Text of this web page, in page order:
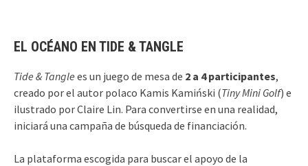
EL OCÉANO EN TIDE & TANGLE
Tide & Tangle es un juego de mesa de 2 a 4 participantes,
creado por el autor polaco Kamis Kamiński (Tiny Mini Golf) e
ilustrado por Claire Lin. Para convertirse en una realidad,
iniciará una campaña de búsqueda de financiación.
La plataforma escogida para buscar el apoyo de la